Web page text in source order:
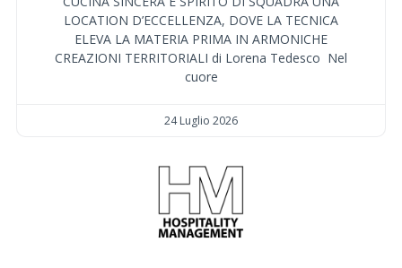
LOCATION D’ECCELLENZA, DOVE LA TECNICA
ELEVA LA MATERIA PRIMA IN ARMONICHE
CREAZIONI TERRITORIALI di Lorena Tedesco Nel
cuore
24 Luglio 2026